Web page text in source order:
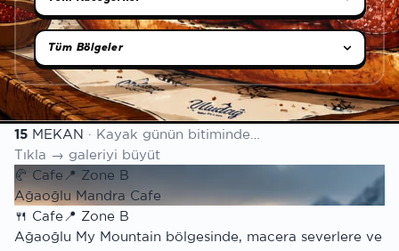
Bölge seçimi
Mekan listesi
15 MEKAN · Kayak günün bitiminde…
Tıkla → galeriyi büyüt
🥐 Cafe 📍 Zone B
Ağaoğlu Mandra Cafe
🍴 Cafe📍 Zone B
Ağaoğlu My Mountain bölgesinde, macera severlere ve